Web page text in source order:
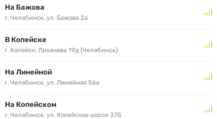
На Бажова
г. Челябинск, ул. Бажова 2а
В Копейске
г. Копейск, Лихачева 19д (Челябинск)
На Линейной
г. Челябинск, ул. Линейная 56а
На Копейском
г. Челябинск, ул. Копейское шоссе 37Б